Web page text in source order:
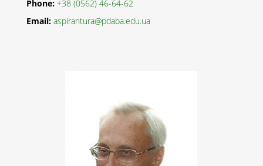
Phone: +38 (0562) 46-64-62
Email: aspirantura@pdaba.edu.ua